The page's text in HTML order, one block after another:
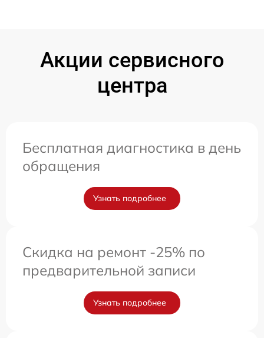
Акции сервисного
центра
Бесплатная диагностика в день
обращения
Узнать подробнее
Скидка на ремонт -25% по
предварительной записи
Узнать подробнее